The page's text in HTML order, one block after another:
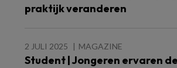
praktijk veranderen
2 JULI 2025 MAGAZINE
Student | Jongeren ervaren